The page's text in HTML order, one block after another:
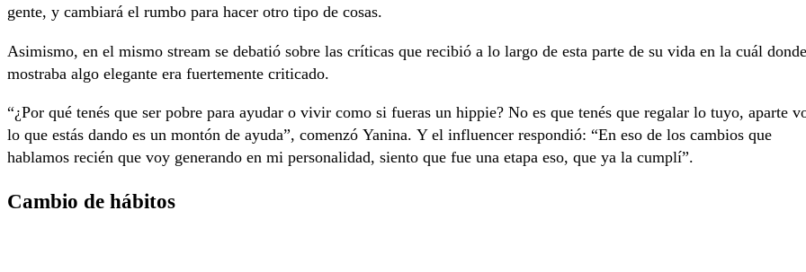
gente, y cambiará el rumbo para hacer otro tipo de cosas.
Asimismo, en el mismo stream se debatió sobre las críticas que recibió a lo largo de esta parte de su vida en la cuál donde
mostraba algo elegante era fuertemente criticado.
“¿Por qué tenés que ser pobre para ayudar o vivir como si fueras un hippie? No es que tenés que regalar lo tuyo, aparte
lo que estás dando es un montón de ayuda”, comenzó Yanina. Y el influencer respondió: “En eso de los cambios que
hablamos recién que voy generando en mi personalidad, siento que fue una etapa eso, que ya la cumplí”.
Cambio de hábitos